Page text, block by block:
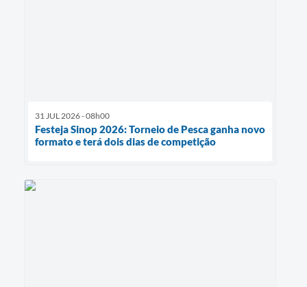
31 JUL 2026 - 08h00
Festeja Sinop 2026: Torneio de Pesca ganha novo
formato e terá dois dias de competição